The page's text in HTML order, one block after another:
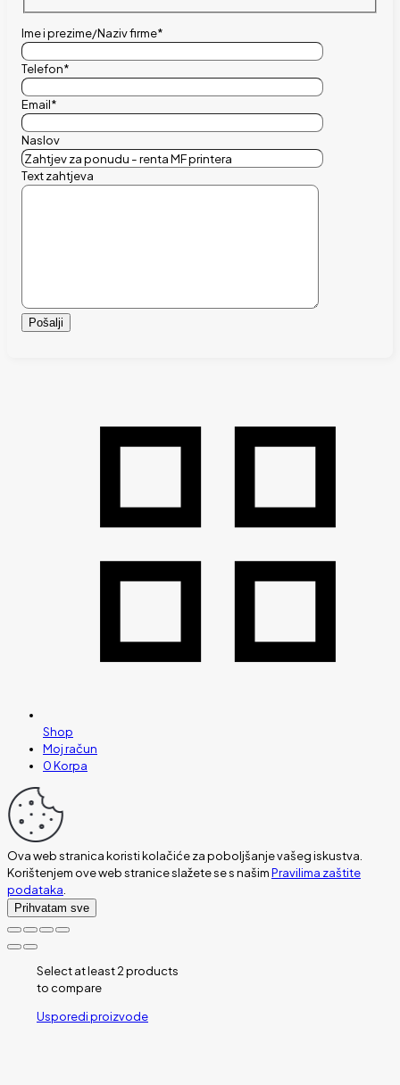
Ime i prezime/Naziv firme*
Telefon*
Email*
Naslov
Text zahtjeva
Shop
Moj račun
0Korpa
Ova web stranica koristi kolačiće za poboljšanje vašeg iskustva.
Korištenjem ove web stranice slažete se s našimPravilima zaštite
podataka.
Prihvatam sve
Select at least 2 products
to compare
Usporedi proizvode